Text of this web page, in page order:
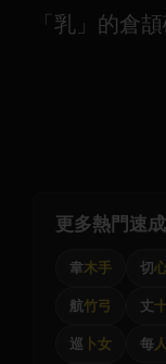
「乳」的倉
更多熱門速
韋木手 切
航竹弓 丈
巡 卜女 每